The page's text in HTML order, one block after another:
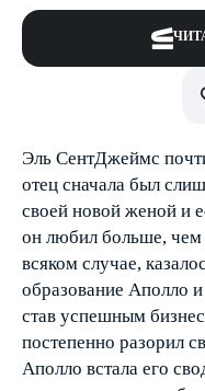
Эль Сент­Джеймс
отец сначала был
своей новой женой и
он любил больше,
всяком случае,
образование Аполло
став успешным
постепенно разорил
Аполло встала его